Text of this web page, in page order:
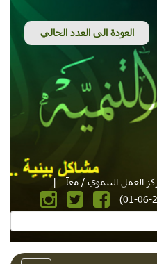
العمل التنموي / معاً
|